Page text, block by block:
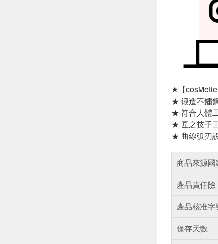
★【
★ 鍛造不鏽
★ 符合人體
★ 匠之技手
★ 曲線弧刃
商品來源國
產品責任險
產品核准字
保存天數